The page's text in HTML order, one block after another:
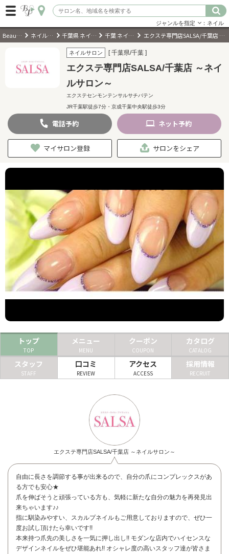
ログイン
会員登録（無料）
ジャンルを選択
キーワードで検索
近くのサロンを探す
現在地から探す
ヘアサロン
ネイルサロン
美容クリニック
ヘアカタログ
ジャンルを指定 ：ネイル
BeautyPark ネイルサロン 千葉県 ネイルサロン 千葉 ネイルサロン エクステ専門店SALSA/千葉店 ～ネイルサロン～
ネイルサロン [ 千葉県/千葉 ]
エクステ専門店SALSA/千葉店 ～ネイ
ルサロン～
エクステセンモンテンサルサチバテン
JR千葉駅徒歩7分・京成千葉中央駅徒歩3分
電話予約 ネット予約
マイサロン登録 サロンをシェア
トップ
TOP
メニュー
MENU
クーポン
COUPON
カタログ
CATALOG
スタッフ
STAFF
口コミ
REVIEW
アクセス
ACCESS
採用情報
RECRUIT
エクステ専門店SALSA/千葉店 ～ネイルサロン～
自由に長さを調節する事が出来るので、自分の爪にコンプレックスがあ
る方でも安心★
爪を伸ばそうと頑張っている方も、気軽に新たな自分の魅力を再発見出
来ちゃいます♪♪
指に馴染みやすい、スカルプネイルもご用意しておりますので、ぜひ一
度お試し頂けたら幸いです!!
本来持つ爪先の美しさを一気に押し出し!! モダンな店内でハイセンスな
デザインネイルをぜひ堪能あれ!! オシャレ度の高いスタッフ達が皆さま